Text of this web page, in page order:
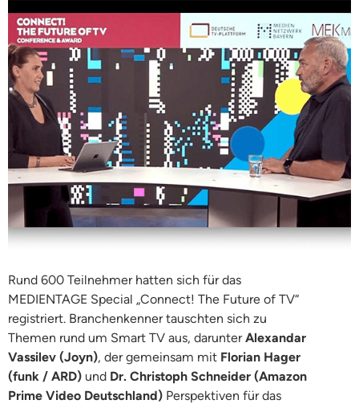
Rund 600 Teilnehmer hatten sich für das
MEDIENTAGE Special „Connect! The Future of TV“
registriert. Branchenkenner tauschten sich zu
Themen rund um Smart TV aus, darunterAlexandar
Vassilev (Joyn), der gemeinsam mit Florian Hager
(funk / ARD) und Dr. Christoph Schneider (Amazon
Prime Video Deutschland) Perspektiven für das